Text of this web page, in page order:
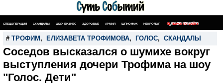
СПЕЦОПЕРАЦИЯ СКАНДАЛЫ ШОУ-БИЗНЕС ЗДОРОВЬЕ АРМИЯ ШПИОНАЖ НЕКРОЛОГ ПОИСК ПО САЙТУ
# ТРОФИМ , ЕЛИЗАВЕТА ТРОФИМОВА, ГОЛОС, СКАНДАЛЫ
Соседов высказался о шумихе вокруг
выступления дочери Трофима на шоу
"Голос. Дети"